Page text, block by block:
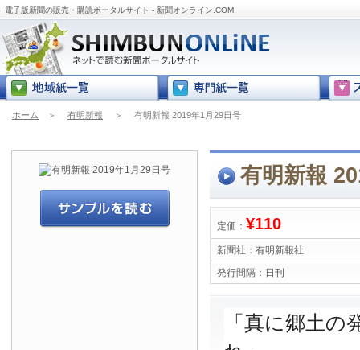
電子版新聞の販売・購読ポータルサイト - 新聞オンライン.COM
ホーム ＞ 有明新報 ＞ 有明新報 2019年1月29日号
有明新報
定価： ¥110
新聞社： 有明新報社
発行間隔： 日刊
「真に郷土の